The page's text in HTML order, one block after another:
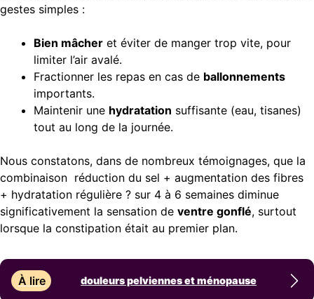
gestes simples :
Bien mâcher et éviter de manger trop vite, pour
limiter l’air avalé.
Fractionner les repas en cas de ballonnements
importants.
Maintenir une hydratation suffisante (eau, tisanes)
tout au long de la journée.
Nous constatons, dans de nombreux témoignages, que la
combinaison réduction du sel + augmentation des fibres
+ hydratation régulière ? sur 4 à 6 semaines diminue
significativement la sensation de ventre gonflé, surtout
lorsque la constipation était au premier plan.
À lire douleurs pelviennes et ménopause